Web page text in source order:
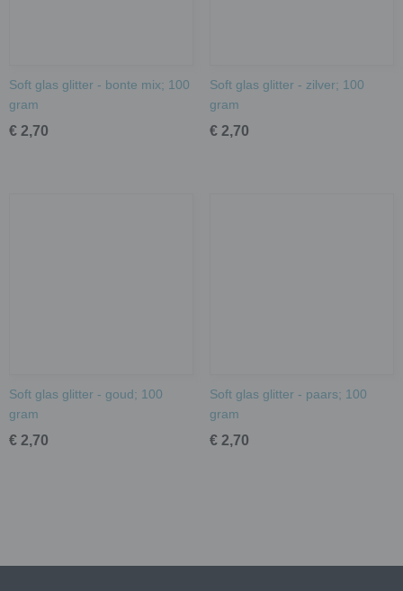
Soft glas glitter - bonte mix; 100
gram
€ 2,70
Soft glas glitter - zilver; 100
gram
€ 2,70
Soft glas glitter - goud; 100
gram
€ 2,70
Soft glas glitter - paars; 100
gram
€ 2,70